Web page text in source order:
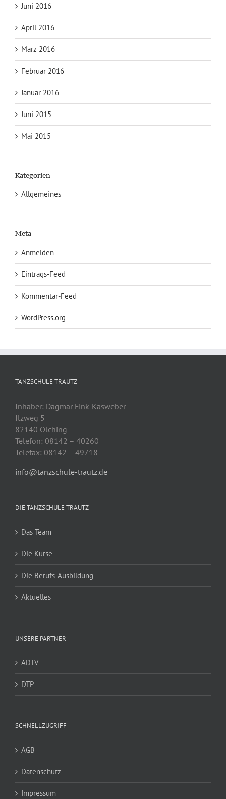
Juni 2016
April 2016
März 2016
Februar 2016
Januar 2016
Juni 2015
Mai 2015
Kategorien
Allgemeines
Meta
Anmelden
Eintrags-Feed
Kommentar-Feed
WordPress.org
TANZSCHULE TRAUTZ
Inhaber: Dagmar Fink-Käsweber
Ilzweg 5
82140 Olching
Telefon: 08142 – 40260
Telefax: 08142 – 49718
info@tanzschule-trautz.de
DIE TANZSCHULE TRAUTZ
Das Team
Die Kurse
Die Berufs-Ausbildung
Aktuelles
UNSERE PARTNER
ADTV
DTP
SCHNELLZUGRIFF
AGB
Datenschutz
Impressum